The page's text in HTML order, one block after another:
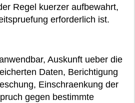
Regel kuerzer aufbewahrt,
erforderlich ist.
Auskunft ueber die
Daten, Berichtigung
Einschraenkung der
gegen bestimmte